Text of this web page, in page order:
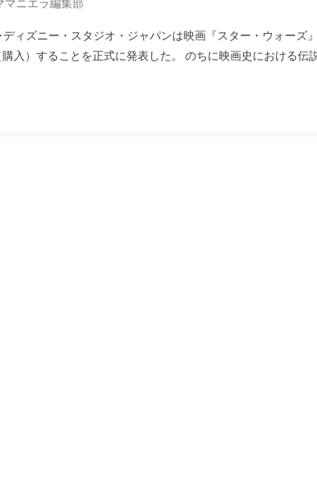
マニエラ編集部
ィズニー・スタジオ・ジャパンは映画『スター・ウォーズ
入）することを正式に発表した。 のちに映画史における伝